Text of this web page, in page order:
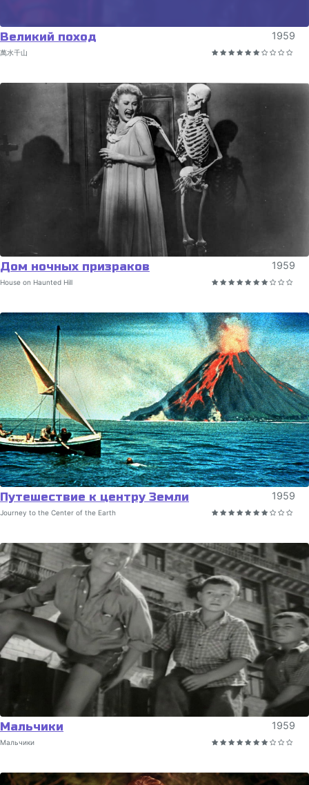
Великий поход 1959
萬水千山
Дом ночных призраков 1959
House on Haunted Hill
Путешествие к центру Земли 1959
Journey to the Center of the Earth
Мальчики 1959
Мальчики